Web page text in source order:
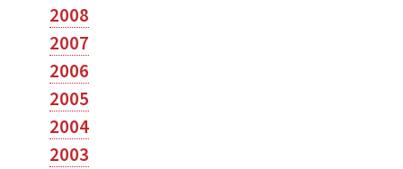
2008
2007
2006
2005
2004
2003